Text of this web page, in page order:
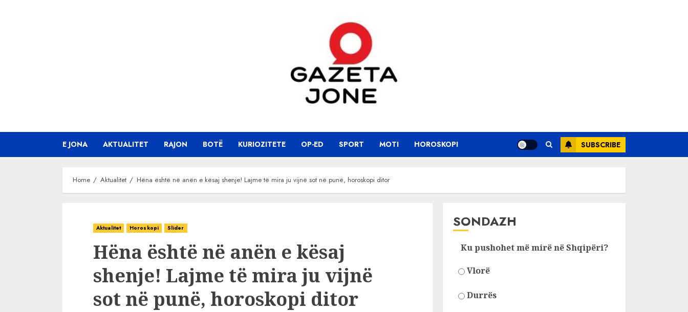
E JONA AKTUALITET RAJON BOTË KURIOZITETE OP-ED SPORT MOTI HOROSKOPI SUBSCRIBE
Home Aktualitet Hëna është në anën e kësaj shenje! Lajme të mira ju vijnë sot në punë, horoskopi ditor
Aktualitet Horoskopi Slider
Hëna është në anën e kësaj
shenje! Lajme të mira ju vijnë
sot në punë, horoskopi ditor
SONDAZH
Ku pushohet më mirë në Shqipëri?
Vlorë
Durrës